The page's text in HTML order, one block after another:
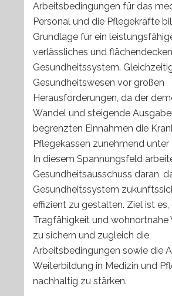
Arbeitsbedingungen für das
Personal und die Pflegekräfte
Grundlage für ein
verlässliches und
Gesundheitssystem.
Gesundheitswesen vor großen
Herausforderungen, da der
Wandel und steigende
begrenzten Einnahmen die
Pflegekassen zunehmend unter
In diesem Spannungsfeld
Gesundheitsausschuss daran,
Gesundheitssystem
effizient zu gestalten. Ziel ist es,
Tragfähigkeit und wohnortnahe
zu sichern und zugleich die
Arbeitsbedingungen sowie die
Weiterbildung in Medizin und
nachhaltig zu stärken.